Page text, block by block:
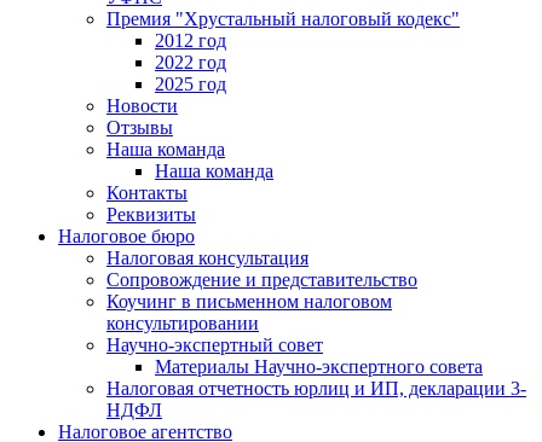
Премия "Хрустальный налоговый кодекс"
2012 год
2022 год
2025 год
Новости
Отзывы
Наша команда
Наша команда
Контакты
Реквизиты
Налоговое бюро
Налоговая консультация
Cопровождение и представительство
Коучинг в письменном налоговом
консультировании
Научно-экспертный совет
Материалы Научно-экспертного совета
Налоговая отчетность юрлиц и ИП, декларации 3-
НДФЛ
Налоговое агентство